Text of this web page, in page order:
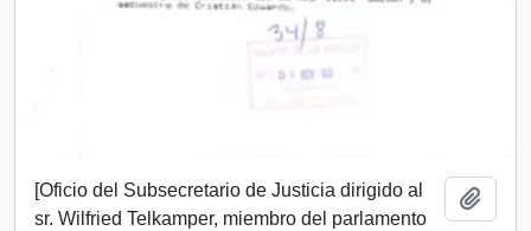
[Oficio del Subsecretario de Justicia dirigido al
sr. Wilfried Telkamper, miembro del parlamento